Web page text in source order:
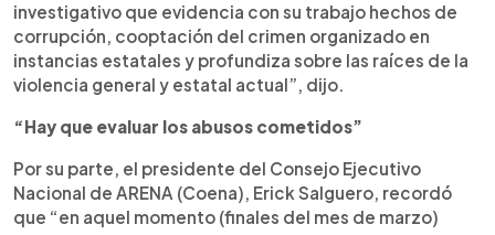
investigativo que evidencia con su trabajo hechos de
corrupción, cooptación del crimen organizado en
instancias estatales y profundiza sobre las raíces de la
violencia general y estatal actual”, dijo.
“Hay que evaluar los abusos cometidos”
Por su parte, el presidente del Consejo Ejecutivo
Nacional de ARENA (Coena), Erick Salguero, recordó
que “en aquel momento (finales del mes de marzo)